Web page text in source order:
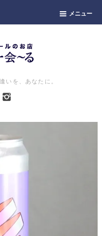
メニュー
いを、あなたに。